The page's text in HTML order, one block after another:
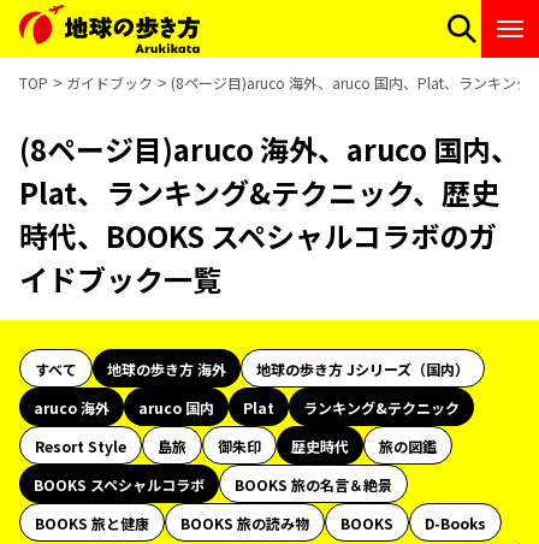
TOP ガイドブック (8ページ目)aruco 海外、aruco 国内、Plat、ランキング
(8ページ目)aruco 海外、aruco 国内、
Plat、ランキング&テクニック、歴史
時代、BOOKS スペシャルコラボのガ
イドブック一覧
すべて 地球の歩き方 海外
地球の歩き方 Jシリーズ（国内）
aruco 海外
aruco 国内 Plat
ランキング&テクニック
Resort Style
島旅 御朱印 歴史時代
旅の図鑑
BOOKS スペシャルコラボ
BOOKS 旅の名言＆絶景
BOOKS 旅と健康
BOOKS 旅の読み物 BOOKS
D-Books